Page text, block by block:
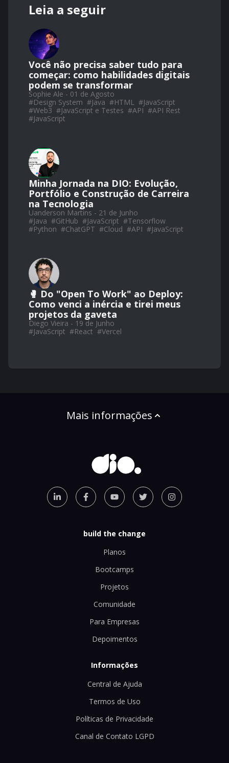
Leia a seguir
Você não precisa saber tudo para
começar: como habilidades digitais
podem se transformar
Sophie Ale - 01 de Agosto
#Design System #Java #HTML #JavaScript
#Web3 #JavaScript e Testes #API #API Rest
#JavaScript
Minha Jornada na DIO: Evolução,
Portfólio e Construção de Carreira
na Tecnologia
Uanderson Martins - 21 de Junho
#Java #GitHub #JavaScript #Tensorflow
#Python #ChatGPT #Cloud #API #JavaScript
🥊 Do "Open To Work" ao Deploy:
Como venci a inércia e tirei meus
projetos da gaveta
Diego Vieira - 19 de Junho
#JavaScript #React #Vercel
Mais informações
build the change
Planos
Bootcamps
Projetos
Comunidade
Para Empresas
Depoimentos
Informações
Central de Ajuda
Termos de Uso
Políticas de Privacidade
Canal de Contato LGPD